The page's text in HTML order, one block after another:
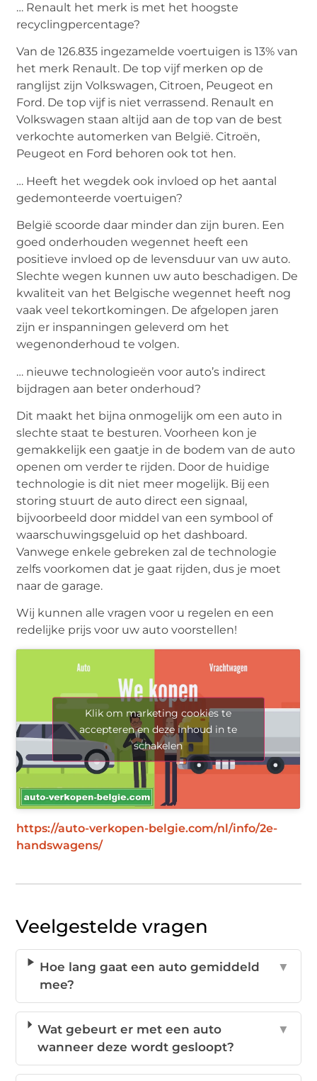
… Renault het merk is met het hoogste
recyclingpercentage?
Van de 126.835 ingezamelde voertuigen is 13% van
het merk Renault. De top vijf merken op de
ranglijst zijn Volkswagen, Citroen, Peugeot en
Ford. De top vijf is niet verrassend. Renault en
Volkswagen staan ​​altijd aan de top van de best
verkochte automerken van België. Citroën,
Peugeot en Ford behoren ook tot hen.
… Heeft het wegdek ook invloed op het aantal
gedemonteerde voertuigen?
België scoorde daar minder dan zijn buren. Een
goed onderhouden wegennet heeft een
positieve invloed op de levensduur van uw auto.
Slechte wegen kunnen uw auto beschadigen. De
kwaliteit van het Belgische wegennet heeft nog
vaak veel tekortkomingen. De afgelopen jaren
zijn er inspanningen geleverd om het
wegenonderhoud te volgen.
… nieuwe technologieën voor auto’s indirect
bijdragen aan beter onderhoud?
Dit maakt het bijna onmogelijk om een ​​auto in
slechte staat te besturen. Voorheen kon je
gemakkelijk een gaatje in de bodem van de auto
openen om verder te rijden. Door de huidige
technologie is dit niet meer mogelijk. Bij een
storing stuurt de auto direct een signaal,
bijvoorbeeld door middel van een symbool of
waarschuwingsgeluid op het dashboard.
Vanwege enkele gebreken zal de technologie
zelfs voorkomen dat je gaat rijden, dus je moet
naar de garage.
Wij kunnen alle vragen voor u regelen en een
redelijke prijs voor uw auto voorstellen!
Klik om marketing cookies te
accepteren en deze inhoud in te
schakelen
https://auto-verkopen-belgie.com/nl/info/2e-
handswagens/
Veelgestelde vragen
Hoe lang gaat een auto gemiddeld
mee?
▼
Wat gebeurt er met een auto
wanneer deze wordt gesloopt?
▼